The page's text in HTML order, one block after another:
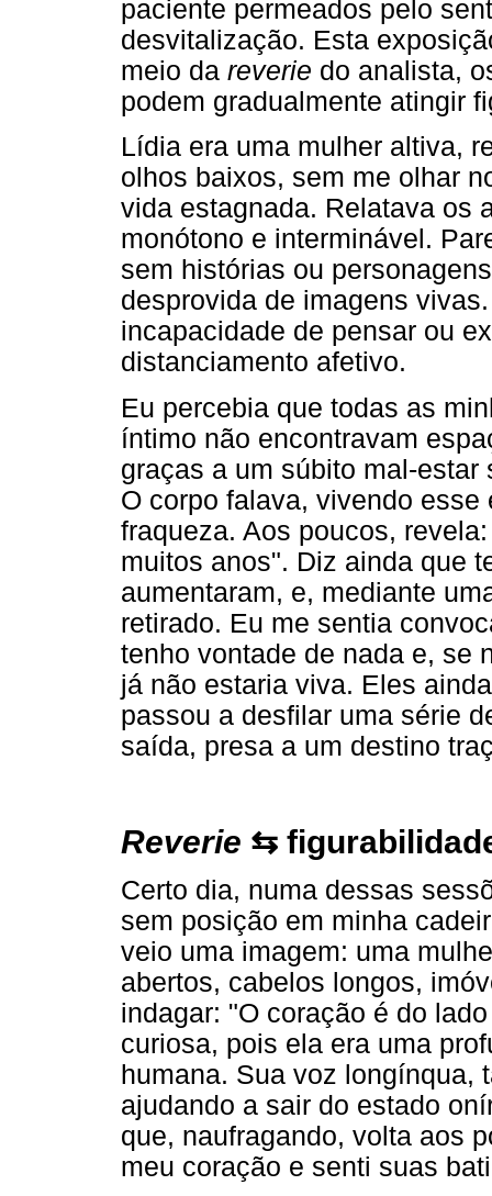
paciente permeados pelo
desvitalização. Esta
meio da reverie do analista,
podem gradualmente atingir
Lídia era uma mulher altiva,
olhos baixos, sem me olhar
vida estagnada. Relatava os
monótono e interminável.
sem histórias ou
desprovida de imagens
incapacidade de pensar ou
distanciamento afetivo.
Eu percebia que todas as
íntimo não encontravam
graças a um súbito mal-
O corpo falava, vivendo
fraqueza. Aos poucos,
muitos anos". Diz ainda que
aumentaram, e, mediante
retirado. Eu me sentia
tenho vontade de nada e, se
já não estaria viva. Eles
passou a desfilar uma série
saída, presa a um destino
Reverie ⇆
Certo dia, numa dessas
sem posição em minha
veio uma imagem: uma
abertos, cabelos longos,
indagar: "O coração é do
curiosa, pois ela era uma
humana. Sua voz longínqua,
ajudando a sair do estado
que, naufragando, volta aos
meu coração e senti suas